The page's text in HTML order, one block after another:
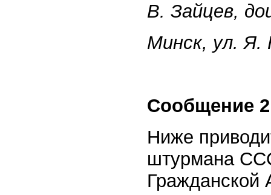
В. Зайцев,
Минск, ул. Я.
Сообщение 2
Ниже
штурмана